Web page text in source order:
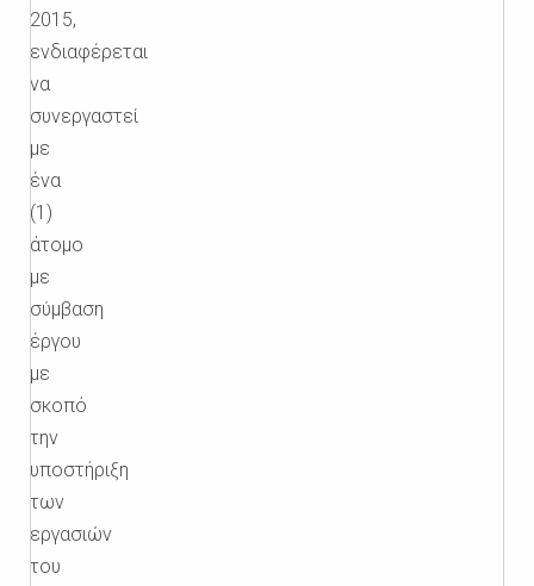
2015,
ενδιαφέρεται
να
συνεργαστεί
με
ένα
(1)
άτομο
με
σύμβαση
έργου
με
σκοπό
την
υποστήριξη
των
εργασιών
του